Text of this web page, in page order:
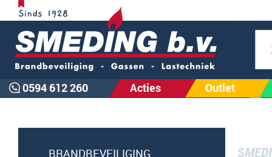
0594 612 260 Acties Outlet
BRANDBEVEILIGING